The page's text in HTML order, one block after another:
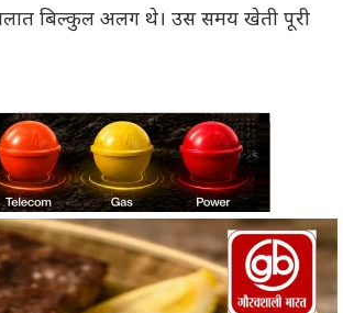
बिल्कुल अलग थे। उस समय खेती पूरी